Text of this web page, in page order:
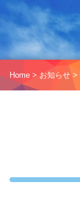
Home > お知らせ >